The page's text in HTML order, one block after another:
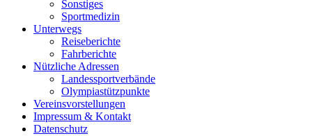
Sonstiges
Sportmedizin
Unterwegs
Reiseberichte
Fahrberichte
Nützliche Adressen
Landessportverbände
Olympiastützpunkte
Vereinsvorstellungen
Impressum & Kontakt
Datenschutz